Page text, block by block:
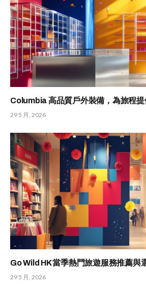
Columbia 高品質戶外裝備，為旅程
29 5 月, 2026
Go Wild HK 當季熱門旅遊服務推薦與
29 5 月, 2026